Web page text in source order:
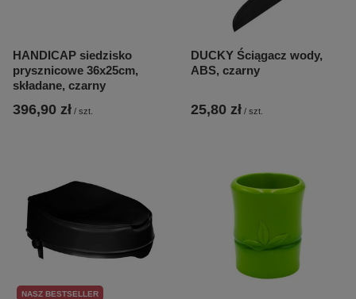
HANDICAP siedzisko
prysznicowe 36x25cm,
składane, czarny
396,90 zł / szt.
DUCKY Ściągacz wody,
ABS, czarny
25,80 zł / szt.
NASZ BESTSELLER